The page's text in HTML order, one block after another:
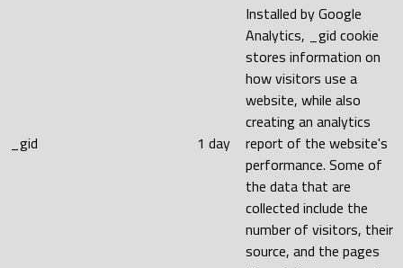
_gid 1 day
Installed by Google
Analytics, _gid cookie
stores information on
how visitors use a
website, while also
creating an analytics
report of the website's
performance. Some of
the data that are
collected include the
number of visitors, their
source, and the pages